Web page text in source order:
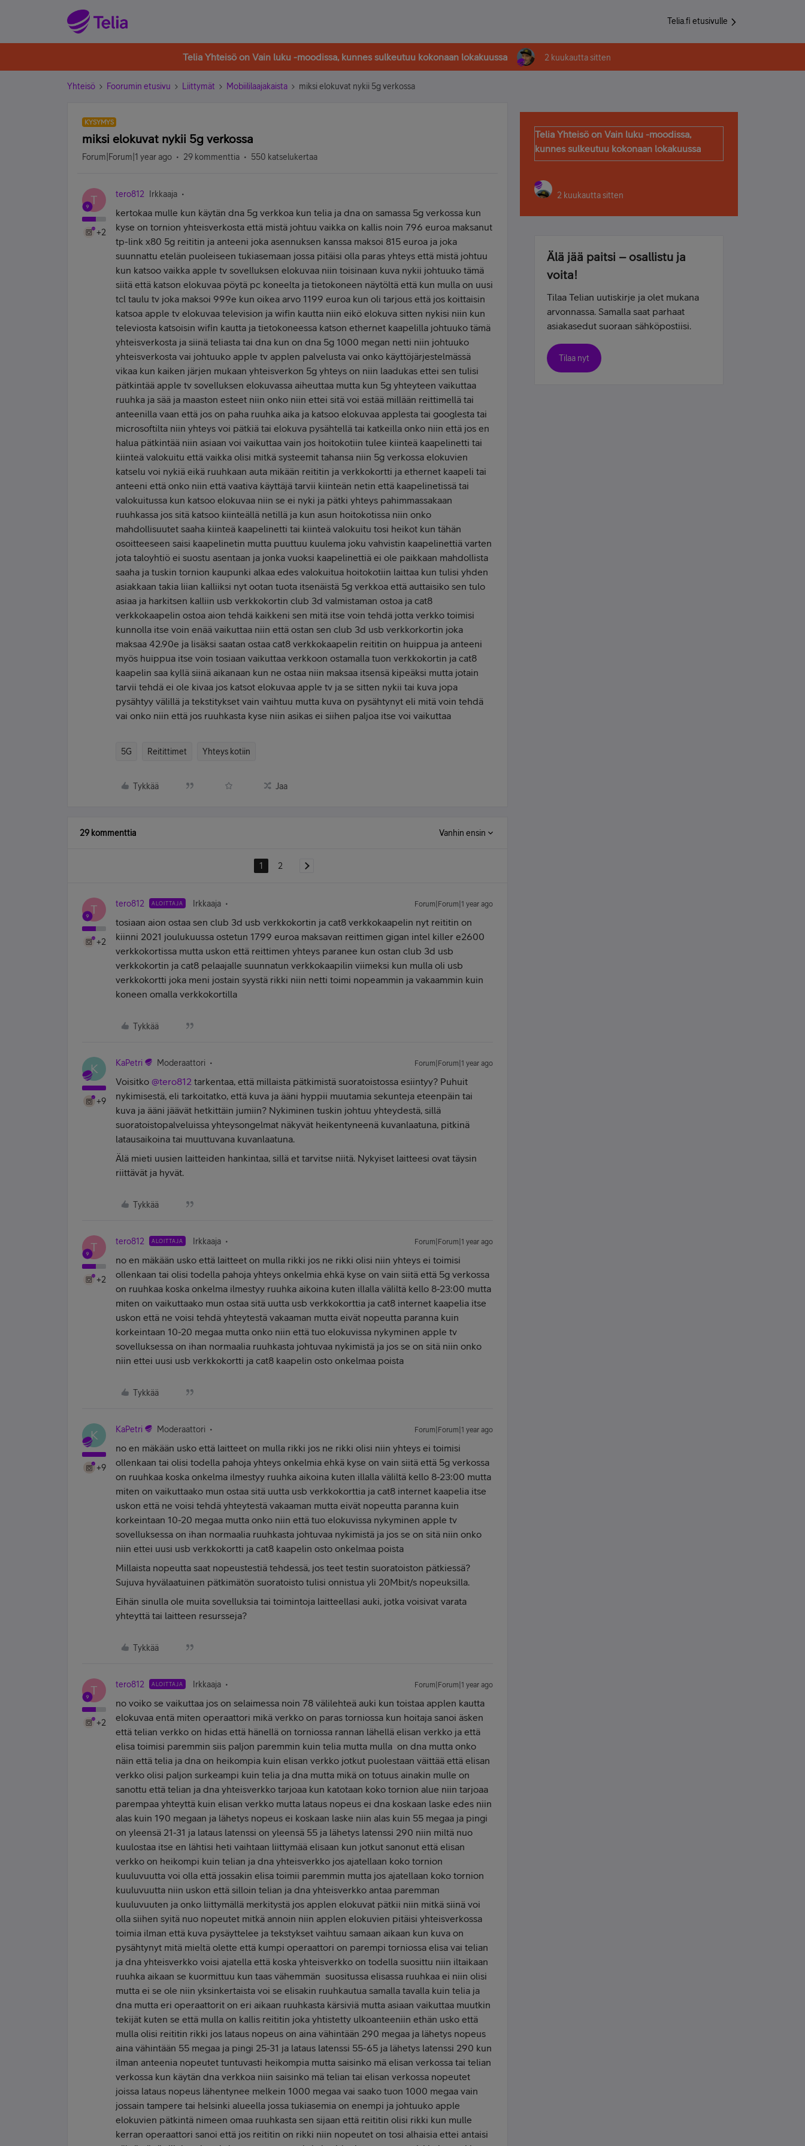
Telia.fi etusivulle
Telia Yhteisö on Vain luku -moodissa, kunnes sulkeutuu kokonaan lokakuussa 2 kuukautta sitten
Yhteisö Foorumin etusivu Liittymät Mobiililaajakaista miksi elokuvat nykii 5g verkossa
KYSYMYS
miksi elokuvat nykii 5g verkossa
Forum|Forum|1 year ago 29 kommenttia 550 katselukertaa
T
+2
tero812 Irkkaaja
kertokaa mulle kun käytän dna 5g verkkoa kun telia ja dna on samassa 5g verkossa kun
kyse on tornion yhteisverkosta että mistä johtuu vaikka on kallis noin 796 euroa maksanut
tp-link x80 5g reititin ja anteeni joka asennuksen kanssa maksoi 815 euroa ja joka
suunnattu etelän puoleiseen tukiasemaan jossa pitäisi olla paras yhteys että mistä johtuu
kun katsoo vaikka apple tv sovelluksen elokuvaa niin toisinaan kuva nykii johtuuko tämä
siitä että katson elokuvaa pöytä pc koneelta ja tietokoneen näytöltä että kun mulla on uusi
tcl taulu tv joka maksoi 999e kun oikea arvo 1199 euroa kun oli tarjous että jos koittaisin
katsoa apple tv elokuvaa television ja wifin kautta niin eikö elokuva sitten nykisi niin kun
televiosta katsoisin wifin kautta ja tietokoneessa katson ethernet kaapelilla johtuuko tämä
yhteisverkosta ja siinä teliasta tai dna kun on dna 5g 1000 megan netti niin johtuuko
yhteisverkosta vai johtuuko apple tv applen palvelusta vai onko käyttöjärjestelmässä
vikaa kun kaiken järjen mukaan yhteisverkon 5g yhteys on niin laadukas ettei sen tulisi
pätkintää apple tv sovelluksen elokuvassa aiheuttaa mutta kun 5g yhteyteen vaikuttaa
ruuhka ja sää ja maaston esteet niin onko niin ettei sitä voi estää millään reittimellä tai
anteenilla vaan että jos on paha ruuhka aika ja katsoo elokuvaa applesta tai googlesta tai
microsoftilta niin yhteys voi pätkiä tai elokuva pysähtellä tai katkeilla onko niin että jos en
halua pätkintää niin asiaan voi vaikuttaa vain jos hoitokotiin tulee kiinteä kaapelinetti tai
kiinteä valokuitu että vaikka olisi mitkä systeemit tahansa niin 5g verkossa elokuvien
katselu voi nykiä eikä ruuhkaan auta mikään reititin ja verkkokortti ja ethernet kaapeli tai
anteeni että onko niin että vaativa käyttäjä tarvii kiinteän netin että kaapelinetissä tai
valokuitussa kun katsoo elokuvaa niin se ei nyki ja pätki yhteys pahimmassakaan
ruuhkassa jos sitä katsoo kiinteällä netillä ja kun asun hoitokotissa niin onko
mahdollisuutet saaha kiinteä kaapelinetti tai kiinteä valokuitu tosi heikot kun tähän
osoitteeseen saisi kaapelinetin mutta puuttuu kuulema joku vahvistin kaapelinettiä varten
jota taloyhtiö ei suostu asentaan ja jonka vuoksi kaapelinettiä ei ole paikkaan mahdollista
saaha ja tuskin tornion kaupunki alkaa edes valokuitua hoitokotiin laittaa kun tulisi yhden
asiakkaan takia liian kalliiksi nyt ootan tuota itsenäistä 5g verkkoa että auttaisiko sen tulo
asiaa ja harkitsen kalliin usb verkkokortin club 3d valmistaman ostoa ja cat8
verkkokaapelin ostoa aion tehdä kaikkeni sen mitä itse voin tehdä jotta verkko toimisi
kunnolla itse voin enää vaikuttaa niin että ostan sen club 3d usb verkkorkortin joka
maksaa 42.90e ja lisäksi saatan ostaa cat8 verkkokaapelin reititin on huippua ja anteeni
myös huippua itse voin tosiaan vaikuttaa verkkoon ostamalla tuon verkkokortin ja cat8
kaapelin saa kyllä siinä aikanaan kun ne ostaa niin maksaa itsensä kipeäksi mutta jotain
tarvii tehdä ei ole kivaa jos katsot elokuvaa apple tv ja se sitten nykii tai kuva jopa
pysähtyy välillä ja tekstitykset vain vaihtuu mutta kuva on pysähtynyt eli mitä voin tehdä
vai onko niin että jos ruuhkasta kyse niin asikas ei siihen paljoa itse voi vaikuttaa
5G Reitittimet Yhteys kotiin
Tykkää Jaa
29 kommenttia Vanhin ensin
1 2
T
+2
tero812 ALOITTAJA Irkkaaja Forum|Forum|1 year ago
tosiaan aion ostaa sen club 3d usb verkkokortin ja cat8 verkkokaapelin nyt reititin on
kiinni 2021 joulukuussa ostetun 1799 euroa maksavan reittimen gigan intel killer e2600
verkkokortissa mutta uskon että reittimen yhteys paranee kun ostan club 3d usb
verkkokortin ja cat8 pelaajalle suunnatun verkkokaapilin viimeksi kun mulla oli usb
verkkokortti joka meni jostain syystä rikki niin netti toimi nopeammin ja vakaammin kuin
koneen omalla verkkokortilla
Tykkää
K
+9
KaPetri Moderaattori Forum|Forum|1 year ago
Voisitko ​ @tero812 tarkentaa, että millaista pätkimistä suoratoistossa esiintyy? Puhuit
nykimisestä, eli tarkoitatko, että kuva ja ääni hyppii muutamia sekunteja eteenpäin tai
kuva ja ääni jäävät hetkittäin jumiin? Nykiminen tuskin johtuu yhteydestä, sillä
suoratoistopalveluissa yhteysongelmat näkyvät heikentyneenä kuvanlaatuna, pitkinä
latausaikoina tai muuttuvana kuvanlaatuna.
Älä mieti uusien laitteiden hankintaa, sillä et tarvitse niitä. Nykyiset laitteesi ovat täysin
riittävät ja hyvät.
Tykkää
T
+2
tero812 ALOITTAJA Irkkaaja Forum|Forum|1 year ago
no en mäkään usko että laitteet on mulla rikki jos ne rikki olisi niin yhteys ei toimisi
ollenkaan tai olisi todella pahoja yhteys onkelmia ehkä kyse on vain siitä että 5g verkossa
on ruuhkaa koska onkelma ilmestyy ruuhka aikoina kuten illalla väliltä kello 8-23:00 mutta
miten on vaikuttaako mun ostaa sitä uutta usb verkkokorttia ja cat8 internet kaapelia itse
uskon että ne voisi tehdä yhteytestä vakaaman mutta eivät nopeutta paranna kuin
korkeintaan 10-20 megaa mutta onko niin että tuo elokuvissa nykyminen apple tv
sovelluksessa on ihan normaalia ruuhkasta johtuvaa nykimistä ja jos se on sitä niin onko
niin ettei uusi usb verkkokortti ja cat8 kaapelin osto onkelmaa poista
Tykkää
K
+9
KaPetri Moderaattori Forum|Forum|1 year ago
no en mäkään usko että laitteet on mulla rikki jos ne rikki olisi niin yhteys ei toimisi
ollenkaan tai olisi todella pahoja yhteys onkelmia ehkä kyse on vain siitä että 5g verkossa
on ruuhkaa koska onkelma ilmestyy ruuhka aikoina kuten illalla väliltä kello 8-23:00 mutta
miten on vaikuttaako mun ostaa sitä uutta usb verkkokorttia ja cat8 internet kaapelia itse
uskon että ne voisi tehdä yhteytestä vakaaman mutta eivät nopeutta paranna kuin
korkeintaan 10-20 megaa mutta onko niin että tuo elokuvissa nykyminen apple tv
sovelluksessa on ihan normaalia ruuhkasta johtuvaa nykimistä ja jos se on sitä niin onko
niin ettei uusi usb verkkokortti ja cat8 kaapelin osto onkelmaa poista
Millaista nopeutta saat nopeustestiä tehdessä, jos teet testin suoratoiston pätkiessä?
Sujuva hyvälaatuinen pätkimätön suoratoisto tulisi onnistua yli 20Mbit/s nopeuksilla.
Eihän sinulla ole muita sovelluksia tai toimintoja laitteellasi auki, jotka voisivat varata
yhteyttä tai laitteen resursseja?
Tykkää
T
+2
tero812 ALOITTAJA Irkkaaja Forum|Forum|1 year ago
no voiko se vaikuttaa jos on selaimessa noin 78 välilehteä auki kun toistaa applen kautta
elokuvaa entä miten operaattori mikä verkko on paras torniossa kun hoitaja sanoi äsken
että telian verkko on hidas että hänellä on torniossa rannan lähellä elisan verkko ja että
elisa toimisi paremmin siis paljon paremmin kuin telia mutta mulla on dna mutta onko
näin että telia ja dna on heikompia kuin elisan verkko jotkut puolestaan väittää että elisan
verkko olisi paljon surkeampi kuin telia ja dna mutta mikä on totuus ainakin mulle on
sanottu että telian ja dna yhteisverkko tarjoaa kun katotaan koko tornion alue niin tarjoaa
parempaa yhteyttä kuin elisan verkko mutta lataus nopeus ei dna koskaan laske edes niin
alas kuin 190 megaan ja lähetys nopeus ei koskaan laske niin alas kuin 55 megaa ja pingi
on yleensä 21-31 ja lataus latenssi on yleensä 55 ja lähetys latenssi 290 niin miltä nuo
kuulostaa itse en lähtisi heti vaihtaan liittymää elisaan kun jotkut sanonut että elisan
verkko on heikompi kuin telian ja dna yhteisverkko jos ajatellaan koko tornion
kuuluvuutta voi olla että jossakin elisa toimii paremmin mutta jos ajatellaan koko tornion
kuuluvuutta niin uskon että silloin telian ja dna yhteisverkko antaa paremman
kuuluvuuten ja onko liittymällä merkitystä jos applen elokuvat pätkii niin mitkä siinä voi
olla siihen syitä nuo nopeutet mitkä annoin niin applen elokuvien pitäisi yhteisverkossa
toimia ilman että kuva pysäyttelee ja tekstykset vaihtuu samaan aikaan kun kuva on
pysähtynyt mitä mieltä olette että kumpi operaattori on parempi torniossa elisa vai telian
ja dna yhteisverkko voisi ajatella että koska yhteisverkko on todella suosittu niin iltaikaan
ruuhka aikaan se kuormittuu kun taas vähemmän suositussa elisassa ruuhkaa ei niin olisi
mutta ei se ole niin yksinkertaista voi se elisakin ruuhkautua samalla tavalla kuin telia ja
dna mutta eri operaattorit on eri aikaan ruuhkasta kärsiviä mutta asiaan vaikuttaa muutkin
tekijät kuten se että mulla on kallis reititin joka yhtistetty ulkoanteeniin ethän usko että
mulla olisi reititin rikki jos lataus nopeus on aina vähintään 290 megaa ja lähetys nopeus
aina vähintään 55 megaa ja pingi 25-31 ja lataus latenssi 55-65 ja lähetys latenssi 290 kun
ilman anteenia nopeutet tuntuvasti heikompia mutta saisinko mä elisan verkossa tai telian
verkossa kun käytän dna verkkoa niin saisinko mä telian tai elisan verkossa nopeutet
joissa lataus nopeus lähentynee melkein 1000 megaa vai saako tuon 1000 megaa vain
jossain tampere tai helsinki alueella jossa tukiasemia on enempi ja johtuuko apple
elokuvien pätkintä nimeen omaa ruuhkasta sen sijaan että reititin olisi rikki kun mulle
kerran operaattori sanoi että jos reititin on rikki niin nopeutet on tosi alhaisia ettei antaisi
Telia Yhteisö on Vain luku -moodissa,
kunnes sulkeutuu kokonaan lokakuussa
2 kuukautta sitten
Älä jää paitsi – osallistu ja
voita!
Tilaa Telian uutiskirje ja olet mukana
arvonnassa. Samalla saat parhaat
asiakasedut suoraan sähköpostiisi.
Tilaa nyt